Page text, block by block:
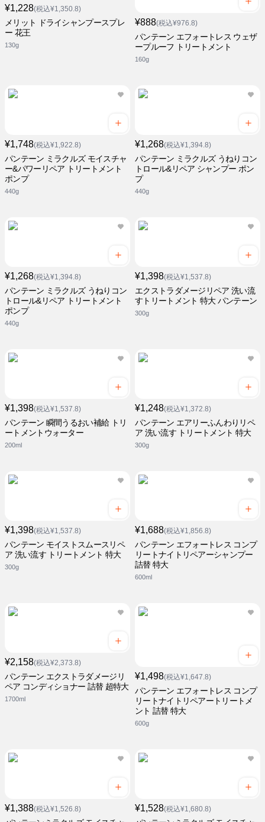
¥1,228(税込¥1,350.8)
メリット ドライシャンプースプレ
ー 花王
130g
¥888(税込¥976.8)
パンテーン エフォートレス ウェザ
ープルーフ トリートメント
160g
¥1,748(税込¥1,922.8)
パンテーン ミラクルズ モイスチャ
ー&パワーリペア トリートメント
ポンプ
440g
¥1,268(税込¥1,394.8)
パンテーン ミラクルズ うねりコン
トロール&リペア シャンプー ポン
プ
440g
¥1,268(税込¥1,394.8)
パンテーン ミラクルズ うねりコン
トロール&リペア トリートメント
ポンプ
440g
¥1,398(税込¥1,537.8)
エクストラダメージリペア 洗い流
すトリートメント 特大 パンテーン
300g
¥1,398(税込¥1,537.8)
パンテーン 瞬間うるおい補給 トリ
ートメントウォーター
200ml
¥1,248(税込¥1,372.8)
パンテーン エアリーふんわりリペ
ア 洗い流す トリートメント 特大
300g
¥1,398(税込¥1,537.8)
パンテーン モイストスムースリペ
ア 洗い流す トリートメント 特大
300g
¥1,688(税込¥1,856.8)
パンテーン エフォートレス コンプ
リートナイトリペアーシャンプー
詰替 特大
600ml
¥2,158(税込¥2,373.8)
パンテーン エクストラダメージリ
ペア コンディショナー 詰替 超特大
1700ml
¥1,498(税込¥1,647.8)
パンテーン エフォートレス コンプ
リートナイトリペアートリートメ
ント 詰替 特大
600g
¥1,388(税込¥1,526.8) ¥1,528(税込¥1,680.8)